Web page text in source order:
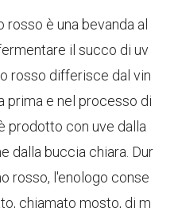
è una bevanda al
il succo di uv
rosso differisce dal vin
prima e nel processo di
prodotto con uve dalla
dalla buccia chiara. Dur
rosso, l'enologo conse
chiamato mosto, di m